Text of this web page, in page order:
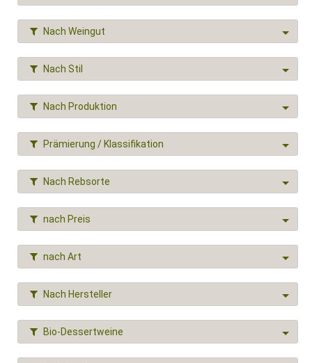
Nach Weingut
Nach Stil
Nach Produktion
Prämierung / Klassifikation
Nach Rebsorte
nach Preis
nach Art
Nach Hersteller
Bio-Dessertweine